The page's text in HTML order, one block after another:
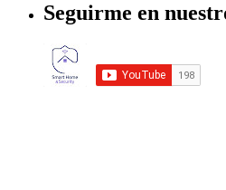
Seguirme en